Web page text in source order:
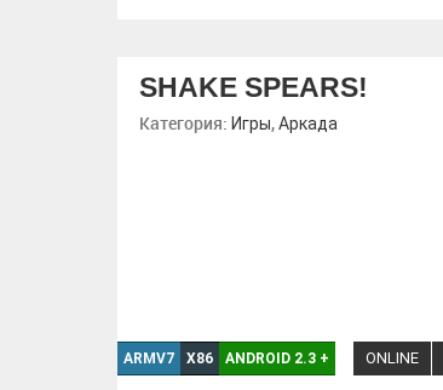
SHAKE SPEARS!
Категория: Игры,Аркада
ARMV7 X86 ANDROID 2.3 + ONLINE